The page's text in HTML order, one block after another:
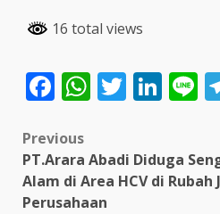
16 total views
Facebook
Post
navigation
Previous
PT.Arara Abadi Diduga
Alam di Area HCV di
Perusahaan